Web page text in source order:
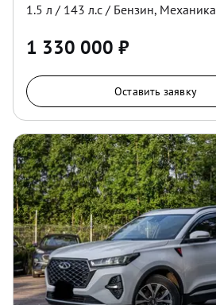
1.5 л / 143 л.с / Бензин, Механика
1 330 000 ₽
Оставить заявку